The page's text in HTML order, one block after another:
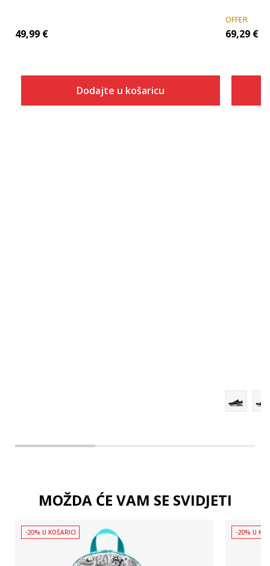
49,99 €
Dodajte u košaricu
OFFER
69,29 €
MOŽDA ĆE VAM SE SVIDJETI
-20% U KOŠARICI -20% U